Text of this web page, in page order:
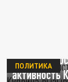
Метит на
активность
ПОЛИТИКА